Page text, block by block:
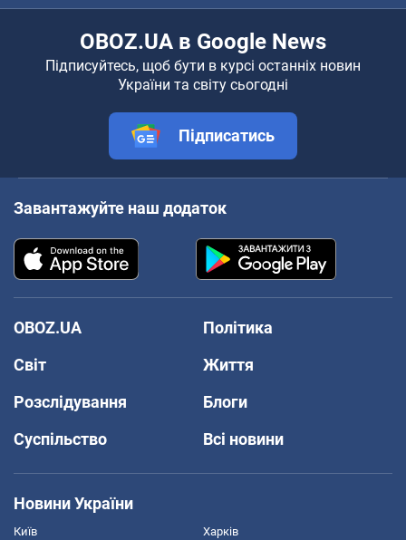
OBOZ.UA в Google News
Підписуйтесь, щоб бути в курсі останніх новин
України та світу сьогодні
Підписатись
Завантажуйте наш додаток
OBOZ.UA
Політика
Світ
Життя
Розслідування
Блоги
Суспільство
Всі новини
Новини України
Київ Харків